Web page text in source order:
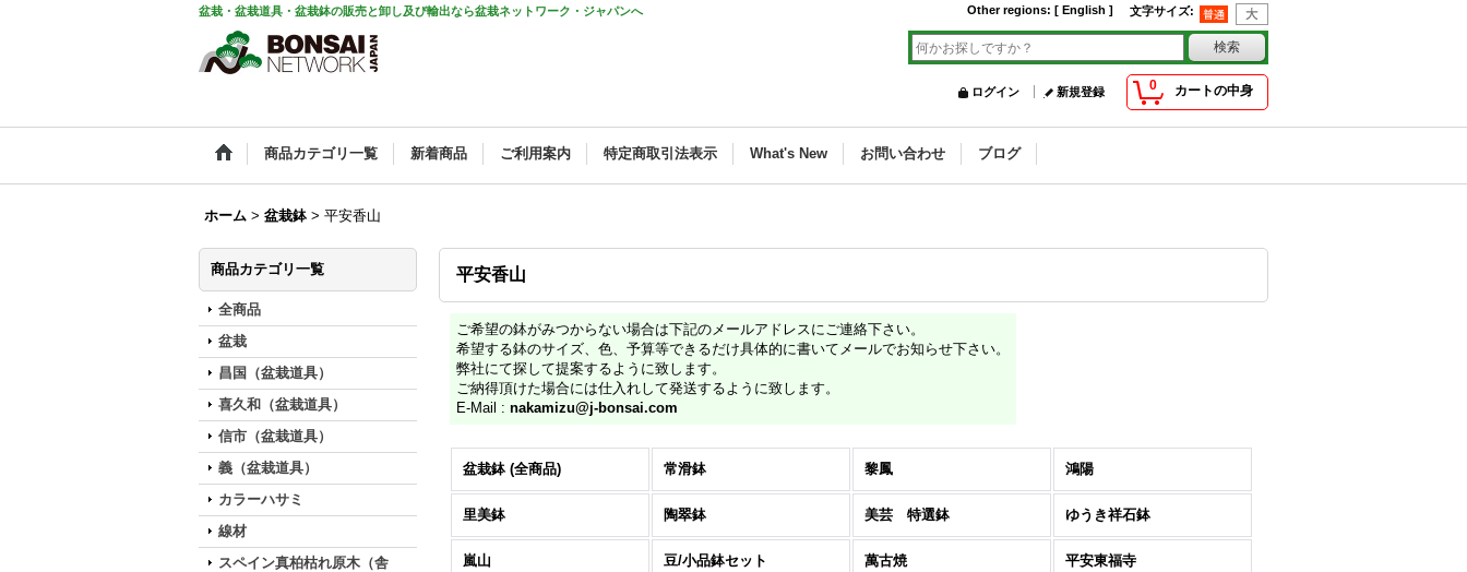
盆栽・盆栽道具・盆栽鉢の販売と卸し及び輸出なら盆栽ネットワーク・ジャパンへ 文字サイズ:
Other regions: [ English ]
0 カートの中身
ログイン 新規登録
商品カテゴリ一覧 新着商品 ご利用案内 特定商取引法表示 What's New お問い合わせ ブログ
ホーム > 盆栽鉢 > 平安香山
商品カテゴリ一覧
全商品
盆栽
昌国（盆栽道具）
喜久和（盆栽道具）
信市（盆栽道具）
義（盆栽道具）
カラーハサミ
線材
スペイン真柏枯れ原木（舎
平安香山
ご希望の鉢がみつからない場合は下記のメールアドレスにご連絡下さい。
希望する鉢のサイズ、色、予算等できるだけ具体的に書いてメールでお知らせ下さい。
弊社にて探して提案するように致します。
ご納得頂けた場合には仕入れして発送するように致します。
E-Mail : nakamizu@j-bonsai.com
盆栽鉢 (全商品) 常滑鉢 黎鳳 鴻陽
里美鉢 陶翠鉢 美芸 特選鉢 ゆうき祥石鉢
嵐山 豆/小品鉢セット 萬古焼 平安東福寺